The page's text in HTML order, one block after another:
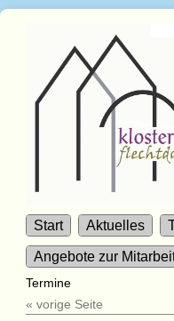
Start Aktuelles
Angebote zur
Termine
« vorige Seite